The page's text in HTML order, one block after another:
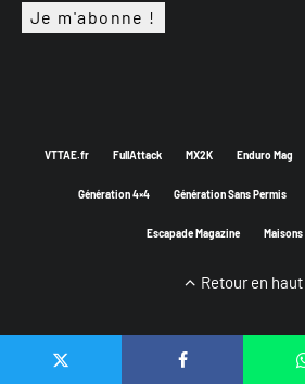
VTTAE.fr FullAttack MX2K Enduro Mag
Génération 4×4 Génération Sans Permis
Escapade Magazine
Retour en haut
Depuis 2014 - Un magazine du